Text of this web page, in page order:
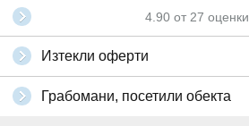
4.90 от 27 оценки
Изтекли оферти
Грабомани, посетили обекта